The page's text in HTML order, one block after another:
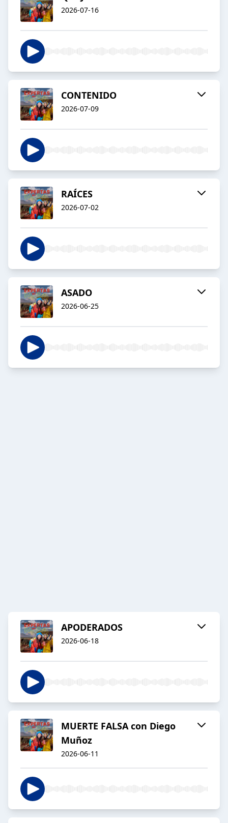
2026-07-16
CONTENIDO
2026-07-09
RAÍCES
2026-07-02
ASADO
2026-06-25
APODERADOS
2026-06-18
MUERTE FALSA con Diego
Muñoz
2026-06-11